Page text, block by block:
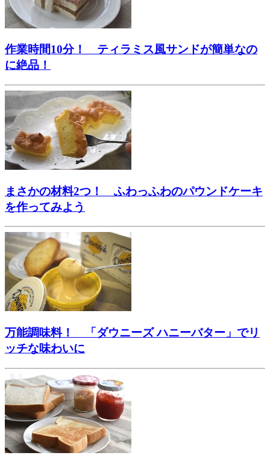
作業時間10分！ ティラミス風サンドが簡単なの
に絶品！
まさかの材料2つ！ ふわっふわのパウンドケーキ
を作ってみよう
万能調味料！ 「ダウニーズ ハニーバター」でリ
ッチな味わいに